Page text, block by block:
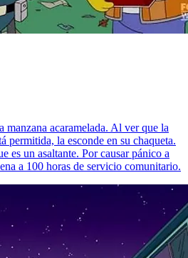
manzana acaramelada. Al ver que la
permitida, la esconde en su chaqueta.
es un asaltante. Por causar pánico a
a 100 horas de servicio comunitario.